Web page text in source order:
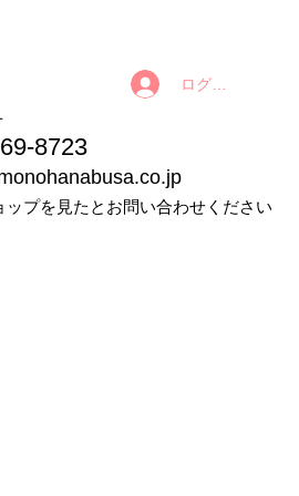
8723
ップを見たとお問い合わせください
ログイン